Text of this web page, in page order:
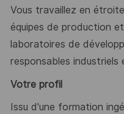
Vous travaillez en
équipes de production
laboratoires de
responsables
Votre profil
Issu d'une formation